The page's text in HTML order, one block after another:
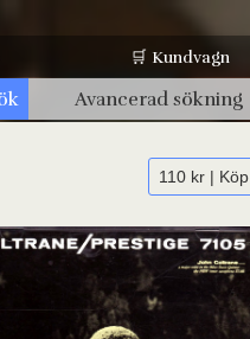
🛒 Kundvagn
Avancerad sökning
110 kr | Köp